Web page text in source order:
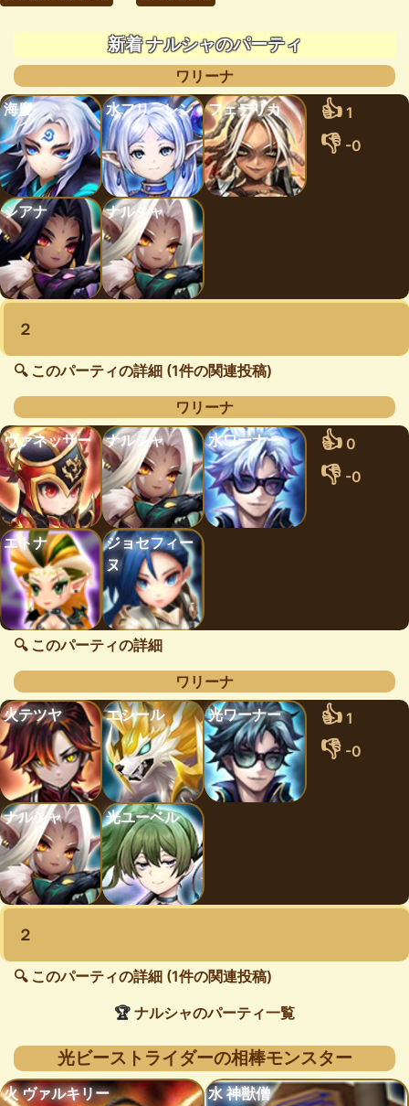
新着 ナルシャのパーティ
ワリーナ
海慶
水フリーレン フェデリカ 👍 1
👎 -0
シアナ ナルシャ
２
🔍 このパーティの詳細 (1件の関連投稿)
ワリーナ
ヴァネッサー
ナルシャ 水ワーナー 👍 0
👎 -0
エトナ
ジョセフィー
ヌ
🔍 このパーティの詳細
ワリーナ
火テツヤ
エシール 光ワーナー 👍 1
👎 -0
ナルシャ 光ユーベル
２
🔍 このパーティの詳細 (1件の関連投稿)
🏆 ナルシャのパーティ一覧
光ビーストライダーの相棒モンスター
火 ヴァルキリー 水 神獣僧